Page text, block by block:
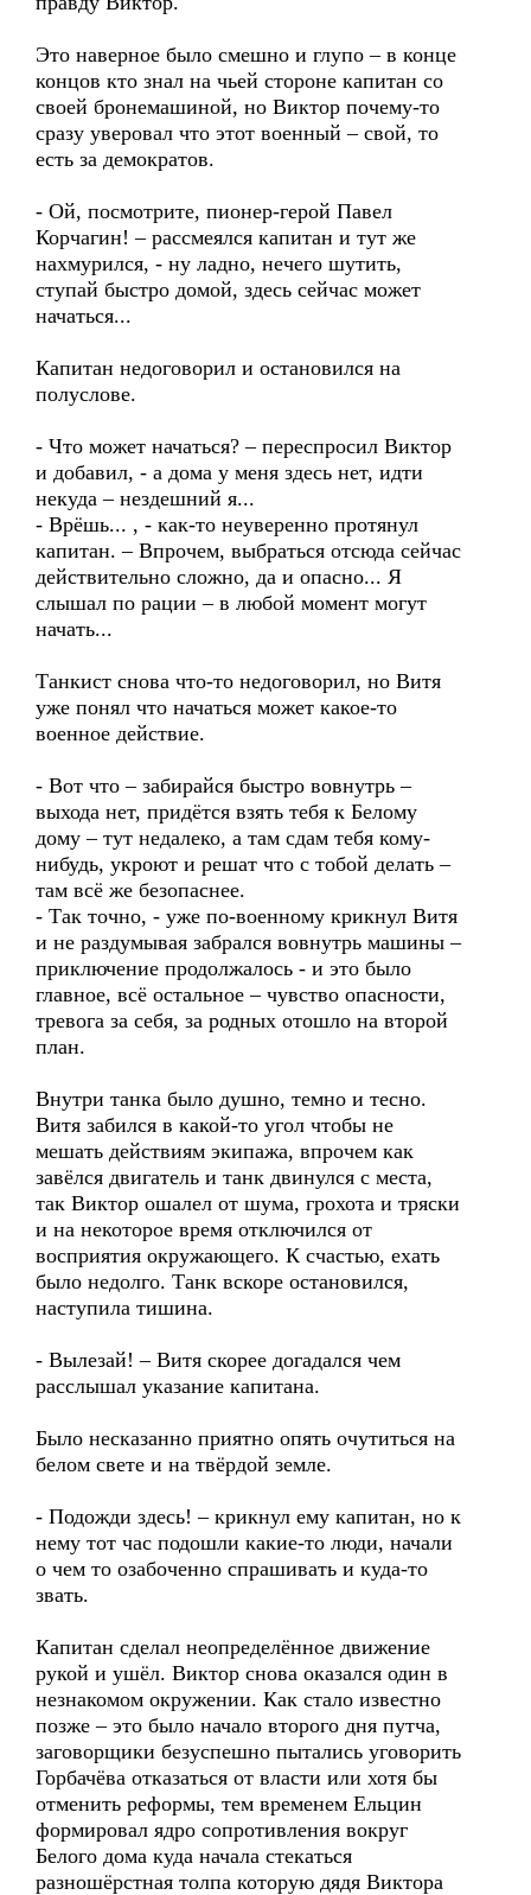
Это наверное было смешно и глупо – в конце
концов кто знал на чьей стороне капитан со
своей бронемашиной, но Виктор почему-то
сразу уверовал что этот военный – свой, то
есть за демократов.
- Ой, посмотрите, пионер-герой Павел
Корчагин! – рассмеялся капитан и тут же
нахмурился, - ну ладно, нечего шутить,
ступай быстро домой, здесь сейчас может
начаться...
Капитан недоговорил и остановился на
полуслове.
- Что может начаться? – переспросил Виктор
и добавил, - а дома у меня здесь нет, идти
некуда – нездешний я...
- Врёшь... , - как-то неуверенно протянул
капитан. – Впрочем, выбраться отсюда сейчас
действительно сложно, да и опасно... Я
слышал по рации – в любой момент могут
начать...
Танкист снова что-то недоговорил, но Витя
уже понял что начаться может какое-то
военное действие.
- Вот что – забирайся быстро вовнутрь –
выхода нет, придётся взять тебя к Белому
дому – тут недалеко, а там сдам тебя кому-
нибудь, укроют и решат что с тобой делать –
там всё же безопаснее.
- Так точно, - уже по-военному крикнул Витя
и не раздумывая забрался вовнутрь машины –
приключение продолжалось - и это было
главное, всё остальное – чувство опасности,
тревога за себя, за родных отошло на второй
план.
Внутри танка было душно, темно и тесно.
Витя забился в какой-то угол чтобы не
мешать действиям экипажа, впрочем как
завёлся двигатель и танк двинулся с места,
так Виктор ошалел от шума, грохота и тряски
и на некоторое время отключился от
восприятия окружающего. К счастью, ехать
было недолго. Танк вскоре остановился,
наступила тишина.
- Вылезай! – Витя скорее догадался чем
расслышал указание капитана.
Было несказанно приятно опять очутиться на
белом свете и на твёрдой земле.
- Подожди здесь! – крикнул ему капитан, но к
нему тот час подошли какие-то люди, начали
о чем то озабоченно спрашивать и куда-то
звать.
Капитан сделал неопределённое движение
рукой и ушёл. Виктор снова оказался один в
незнакомом окружении. Как стало известно
позже – это было начало второго дня путча,
заговорщики безуспешно пытались уговорить
Горбачёва отказаться от власти или хотя бы
отменить реформы, тем временем Ельцин
формировал ядро сопротивления вокруг
Белого дома куда начала стекаться
разношёрстная толпа которую дядя Виктора